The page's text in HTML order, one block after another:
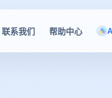
联系我们 帮助中心